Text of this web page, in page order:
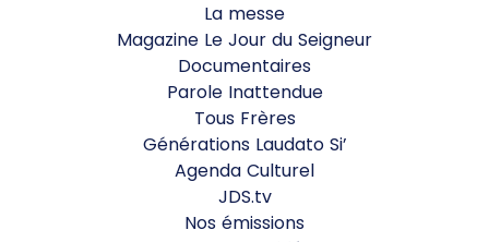
La messe
Magazine Le Jour du Seigneur
Documentaires
Parole Inattendue
Tous Frères
Générations Laudato Si’
Agenda Culturel
JDS.tv
Nos émissions